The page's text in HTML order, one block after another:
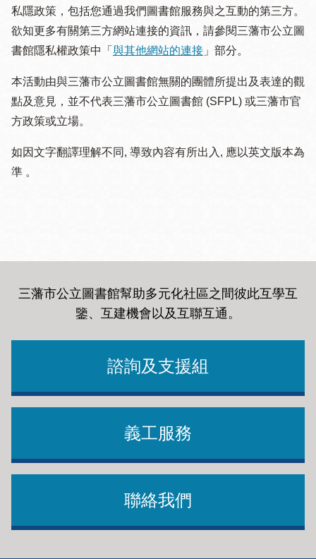
私隱政策，包括您通過我們圖書館服務與之互動的第三方。
欲知更多有關第三方網站連接的資訊，請參閱三藩市公立圖
書館隱私權政策中「 與其他網站的連接 」部分。
本活動由與三藩市公立圖書館無關的團體所提出及表達的觀
點及意見，並不代表三藩市公立圖書館 (SFPL) 或三藩市官
方政策或立場。
如因文字翻譯理解不同, 導致內容有所出入, 應以英文版本為
準 。
三藩市公立圖書館幫助多元化社區之間彼此互學互
鑒、互建機會以及互聯互通。
諮詢及支援組
義工服務
聯絡我們